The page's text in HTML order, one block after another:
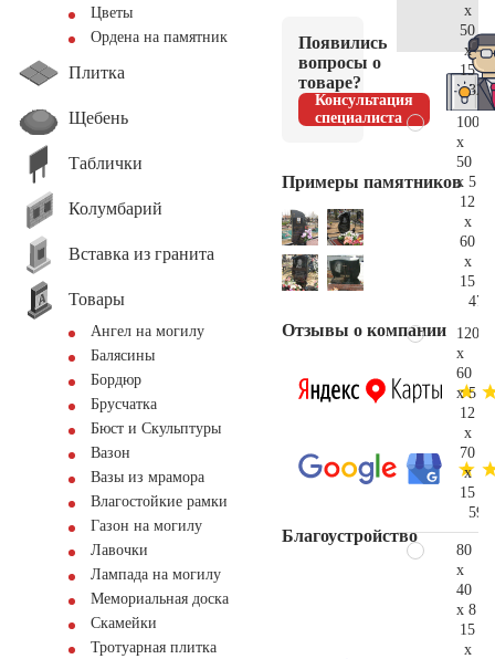
Цветы
Ордена на памятник
Плитка
Щебень
Таблички
Колумбарий
Вставка из гранита
Товары
Ангел на могилу
Балясины
Бордюр
Брусчатка
Бюст и Скульптуры
Вазон
Вазы из мрамора
Влагостойкие рамки
Газон на могилу
Лавочки
Лампада на могилу
Мемориальная доска
Скамейки
Тротуарная плитка
Появились
вопросы о
товаре?
Консультация
специалиста
Примеры памятников
Отзывы о компании
Благоустройство
x
50
x
15
100
x
50
x 5
12
x
60
x
15
120
x
60
x 5
12
x
70
x
15
80
x
40
x 8
15
x